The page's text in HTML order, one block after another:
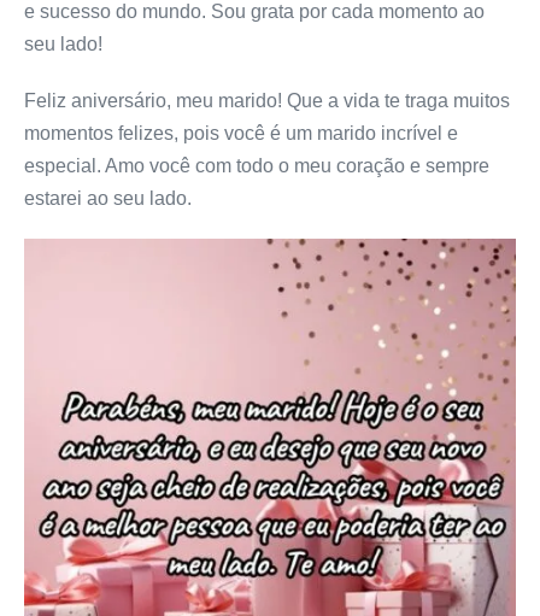
e sucesso do mundo. Sou grata por cada momento ao
seu lado!
Feliz aniversário, meu marido! Que a vida te traga muitos
momentos felizes, pois você é um marido incrível e
especial. Amo você com todo o meu coração e sempre
estarei ao seu lado.